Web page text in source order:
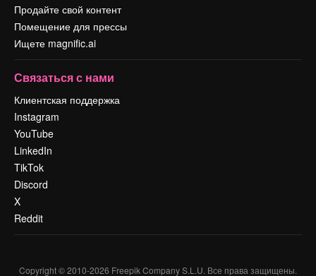
Продайте свой контент
Помещение для прессы
Ищете magnific.ai
Связаться с нами
Клиентская поддержка
Instagram
YouTube
LinkedIn
TikTok
Discord
X
Reddit
Copyright © 2010-2026 Freepik Company S.L.U. Все права защищены.